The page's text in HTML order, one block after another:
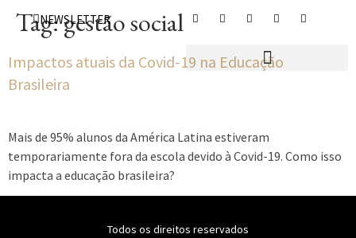
NEWSLETTER
Tag:gestão social
Impactos atuais da Covid-19 na Educação
Brasileira
Mais de 95% alunos da América Latina estiveram
temporariamente fora da escola devido à Covid-19. Como isso
impacta a educação brasileira?
Todos os direitos reservados